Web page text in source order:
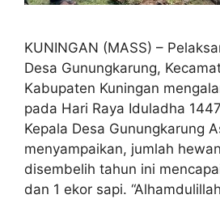
KUNINGAN (MASS) –
Desa Gunungkarung,
Kabupaten Kuningan
pada Hari Raya Iduladha
Kepala Desa Gunungkarung
menyampaikan, jumlah
disembelih tahun ini
dan 1 ekor sapi.